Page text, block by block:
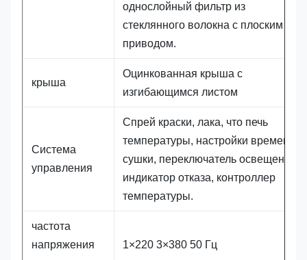
однослойный фильтр из
стеклянного волокна с плоским
приводом.
крыша
Оцинкованная крыша с
изгибающимся листом
Система
управления
Спрей краски, лака, что печь
температуры, настройки времени
сушки, переключатель освещения,
индикатор отказа, контроллер
температуры.
частота
напряжения
1×220 3×380 50 Гц